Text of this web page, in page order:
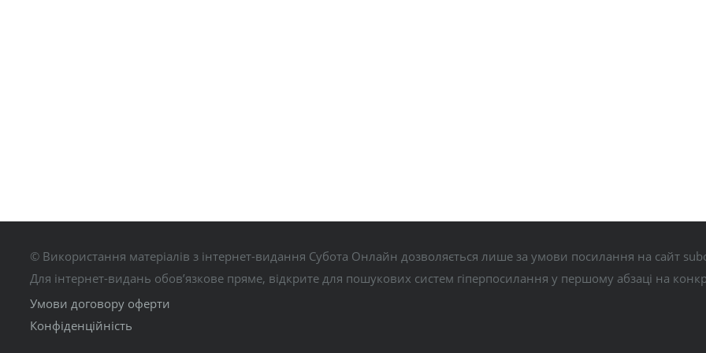
© Використання матеріалів з інтернет-видання Субота Онлайн дозволяється лише за умови посилання на сайт
Для інтернет-видань обов’язкове пряме, відкрите для пошукових систем гіперпосилання у першому абзаці на
Умови договору оферти
Конфіденційність